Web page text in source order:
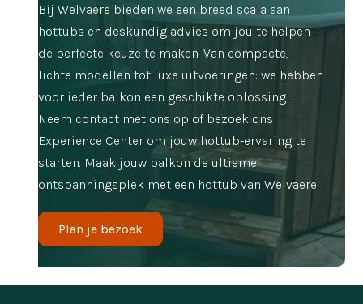
Bij Welvaere bieden we een breed scala aan
hottubs en deskundig advies om jou te helpen
de perfecte keuze te maken. Van compacte,
lichte modellen tot luxe uitvoeringen: we hebben
voor ieder balkon een geschikte oplossing.
Neem contact met ons op of bezoek ons
Experience Center om jouw hottub-ervaring te
starten. Maak jouw balkon de ultieme
ontspanningsplek met een hottub van Welvaere!
Plan je bezoek